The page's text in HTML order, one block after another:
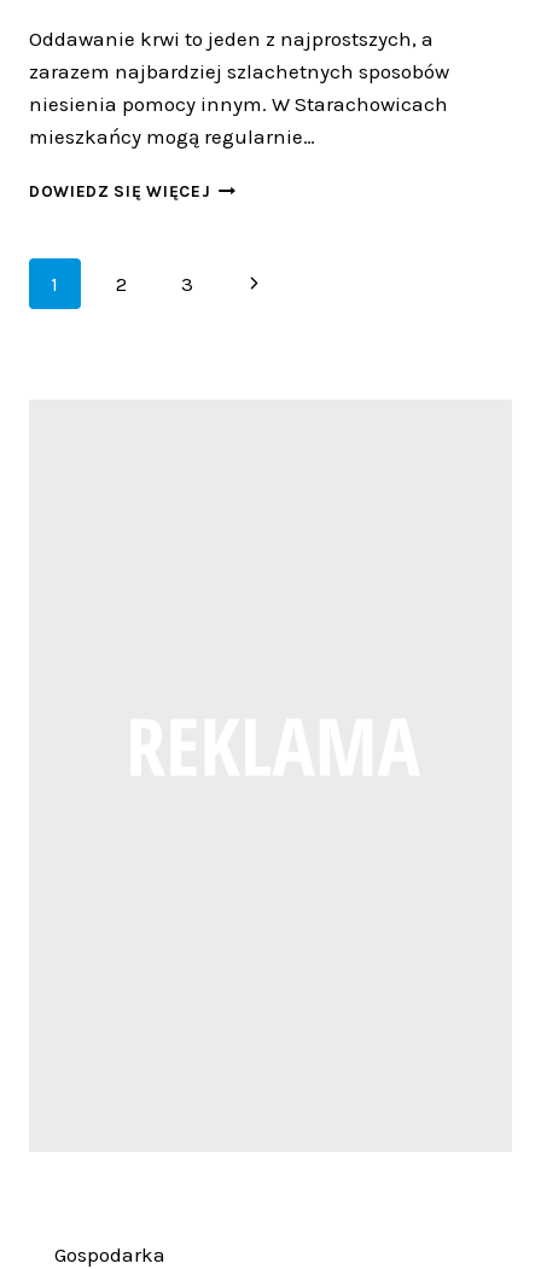
Oddawanie krwi to jeden z najprostszych, a
zarazem najbardziej szlachetnych sposobów
niesienia pomocy innym. W Starachowicach
mieszkańcy mogą regularnie…
DOWIEDZ SIĘ WIĘCEJ STARACHOWICKA
Nawigacja
1 2 3
Następna
Gospodarka